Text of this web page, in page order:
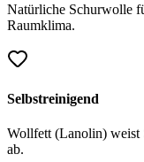
Natürliche Schurwolle
Raumklima.
Selbstreinigend
Wollfett (Lanolin) weist
ab.